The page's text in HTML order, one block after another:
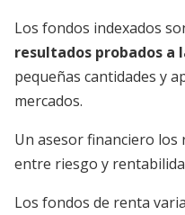
Los fondos indexados
resultados probados a
pequeñas cantidades y
mercados.
Un asesor financiero
entre riesgo y
Los fondos de renta